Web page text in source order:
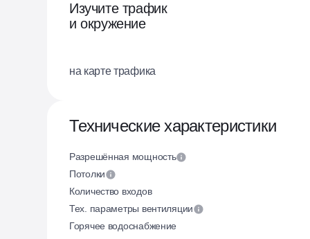
Изучите трафик
и окружение
на карте трафика
Технические характеристики
Разрешённая мощность
Потолки
Количество входов
Тех. параметры вентиляции
Горячее водоснабжение